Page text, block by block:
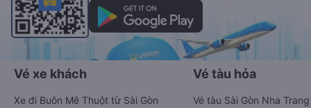
Vé xe khách
Xe đi Buôn Mê Thuột từ Sài Gòn
Vé tàu hỏa
Vé tàu Sài Gòn Nha Trang